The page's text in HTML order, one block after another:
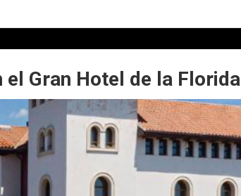
el Gran Hotel de la Florida